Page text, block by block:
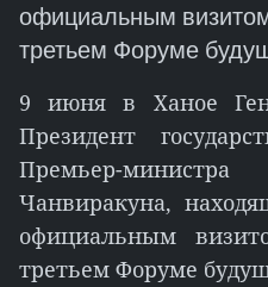
официальным
третьем Форуме
9 июня в Ханое
Президент
Премьер-министра
Чанвиракуна,
официальным
третьем Форуме